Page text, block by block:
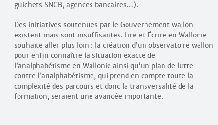
guichets SNCB, agences bancaires…).
Des initiatives soutenues par le Gouvernement wallon
existent mais sont insuffisantes. Lire et Écrire en Wallonie
souhaite aller plus loin : la création d’un observatoire wallon
pour enfin connaître la situation exacte de
l’analphabétisme en Wallonie ainsi qu’un plan de lutte
contre l’analphabétisme, qui prend en compte toute la
complexité des parcours et donc la transversalité de la
formation, seraient une avancée importante.